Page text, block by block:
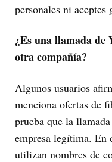
personales ni aceptes
¿Es una llamada de
otra compañía?
Algunos usuarios
menciona ofertas de
prueba que la
empresa legítima. En
utilizan nombres de